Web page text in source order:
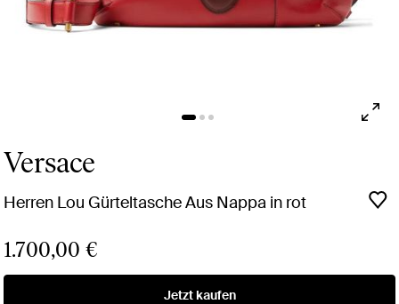
Versace
Herren Lou Gürteltasche Aus Nappa in rot
1.700,00 €
Jetzt kaufen